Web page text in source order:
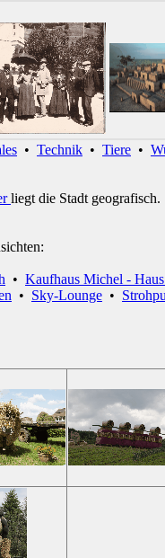
• Technik • Tiere •
liegt die Stadt geografisch.
• Kaufhaus Michel -
• Sky-Lounge •